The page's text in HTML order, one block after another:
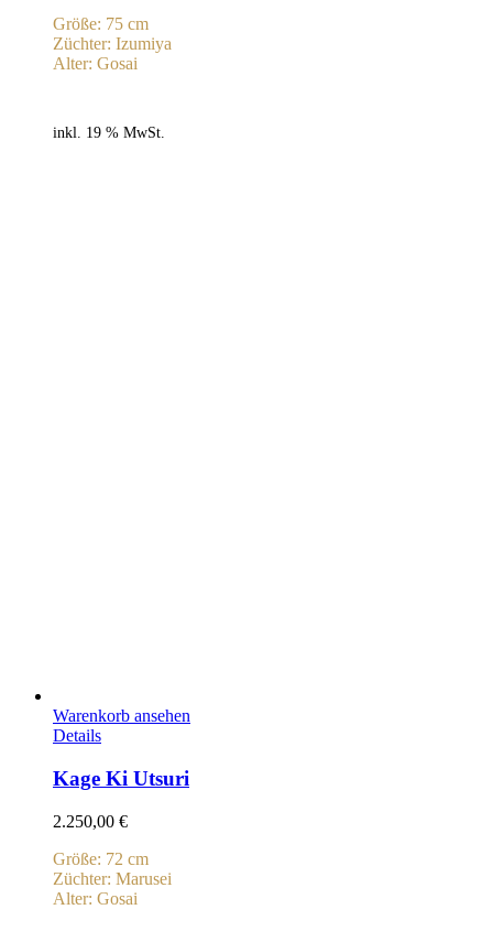
Größe: 75 cm
Züchter: Izumiya
Alter: Gosai
inkl. 19 % MwSt.
Warenkorb ansehen
Details
Kage Ki Utsuri
2.250,00 €
Größe: 72 cm
Züchter: Marusei
Alter: Gosai